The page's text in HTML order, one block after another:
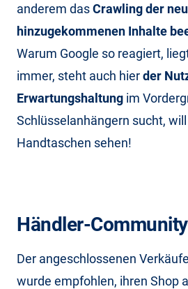
anderem dasCrawling der neu
hinzugekommenen Inhalte
Warum Google so reagiert,
immer, steht auch hierder
Erwartungshaltung im
Schlüsselanhängern sucht,
Handtaschen sehen!
Händler-Community
Der angeschlossenen
wurde empfohlen, ihren Shop